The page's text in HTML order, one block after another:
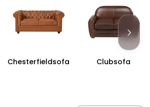
Chesterfieldsofa Clubsofa